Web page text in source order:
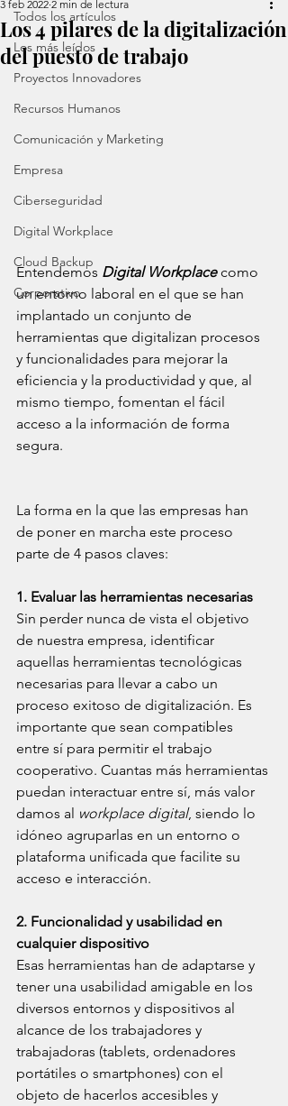
Todos los artículos
Los más leídos
Proyectos Innovadores
Recursos Humanos
Comunicación y Marketing
Empresa
Ciberseguridad
Digital Workplace
Cloud Backup
Corporativo
Los 4 pilares de la digitalización
del puesto de trabajo
3 feb 2022 2 min de lectura
Entendemos Digital Workplace como
un entorno laboral en el que se han
implantado un conjunto de
herramientas que digitalizan procesos
y funcionalidades para mejorar la
eficiencia y la productividad y que, al
mismo tiempo, fomentan el fácil
acceso a la información de forma
segura.
La forma en la que las empresas han
de poner en marcha este proceso
parte de 4 pasos claves:
1. Evaluar las herramientas necesarias
Sin perder nunca de vista el objetivo
de nuestra empresa, identificar
aquellas herramientas tecnológicas
necesarias para llevar a cabo un
proceso exitoso de digitalización. Es
importante que sean compatibles
entre sí para permitir el trabajo
cooperativo. Cuantas más herramientas
puedan interactuar entre sí, más valor
damos al workplace digital, siendo lo
idóneo agruparlas en un entorno o
plataforma unificada que facilite su
acceso e interacción.
2. Funcionalidad y usabilidad en
cualquier dispositivo
Esas herramientas han de adaptarse y
tener una usabilidad amigable en los
diversos entornos y dispositivos al
alcance de los trabajadores y
trabajadoras (tablets, ordenadores
portátiles o smartphones) con el
objeto de hacerlos accesibles y